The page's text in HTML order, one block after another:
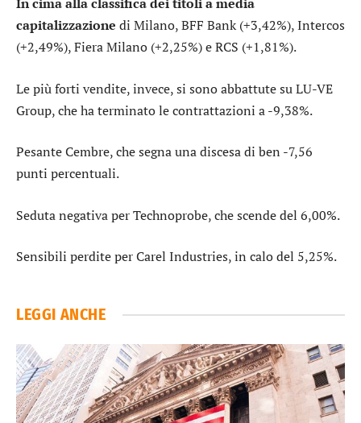
capitalizzazione di Milano,BFF Bank(+3,42%),Intercos
(+2,49%),Fiera Milano (+2,25%) eRCS (+1,81%).
Le più forti vendite, invece, si sono abbattute suLU-VE
Group, che ha terminato le contrattazioni a -9,38%.
PesanteCembre, che segna una discesa di ben -7,56
punti percentuali.
Seduta negativa perTechnoprobe, che scende del 6,00%.
Sensibili perdite perCarel Industries, in calo del 5,25%.
LEGGI ANCHE